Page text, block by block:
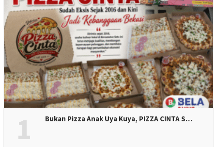
1 Bukan Pizza Anak Uya Kuya, PIZZA CINTA S…